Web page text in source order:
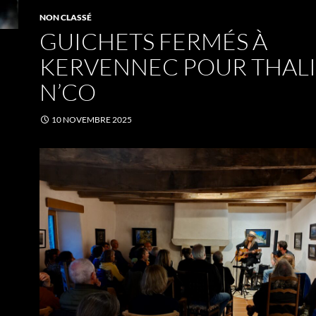
NON CLASSÉ
GUICHETS FERMÉS À
KERVENNEC POUR
N’CO
10 NOVEMBRE 2025